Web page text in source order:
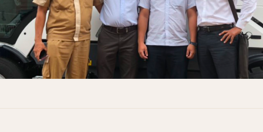
rác trên sông
lý rác | STG